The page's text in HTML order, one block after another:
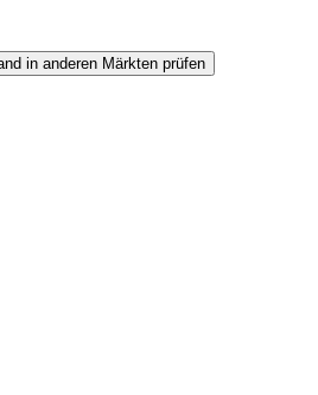
in anderen Märkten prüfen